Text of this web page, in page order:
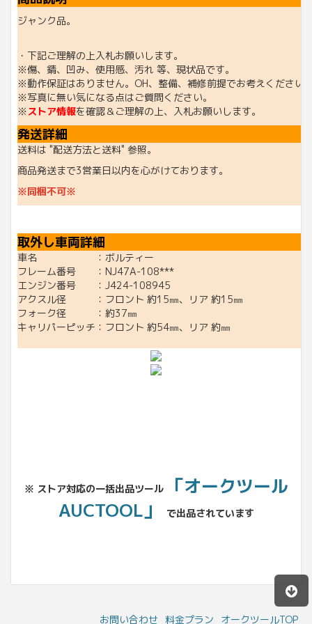
ジャンク品。
・下記ご理解の上入札お願いします。
※傷、錆、凹み、使用感、汚れ 等、現状品です。
※動作保証はありません。OH、整備、補修前提でお考えください
※写真に無い気になる点はご質問ください。
※ストア情報を確認＆ご理解の上、入札お願いします。
発送詳細
送料は "配送方法と送料" 参照。
商品発送まで3営業日以内を心がけております。
※同梱不可※
取外し車両詳細
車名 ：ボルティー
フレーム番号 ：NJ47A-108***
エンジン番号 ：J424-108945
アクスル径 ：フロント 約15㎜、リア 約15㎜
フォーク径 ：約37㎜
キャリパーピッチ：フロント 約54㎜、リア 約㎜
※ ストア対応の一括出品ツール
「オークツール
AUCTOOL」
で出品されています
お問い合わせ 料金プラン オークツールTOP